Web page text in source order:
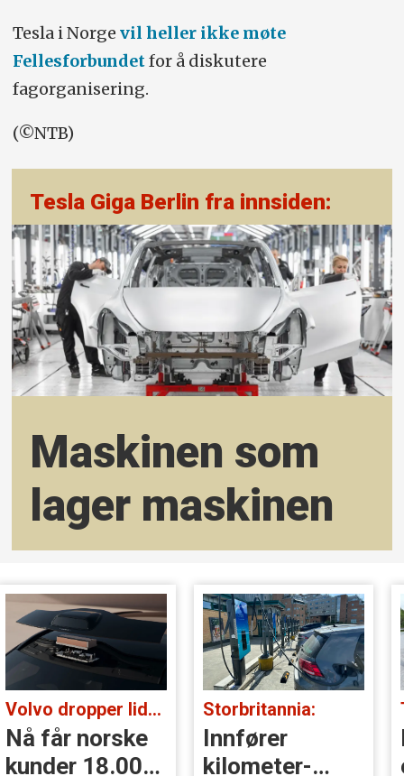
Tesla i Norge vil heller ikke møte
Fellesforbundetfor å diskutere
fagorganisering.
(©NTB)
Tesla Giga Berlin fra innsiden:
Maskinen som
lager maskinen
Volvo dropper lidar for godt:
Nå får norske
kunder 18.000
Storbritannia:
Innfører
kilometer­